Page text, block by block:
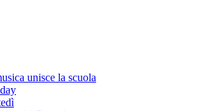
unisce la scuola